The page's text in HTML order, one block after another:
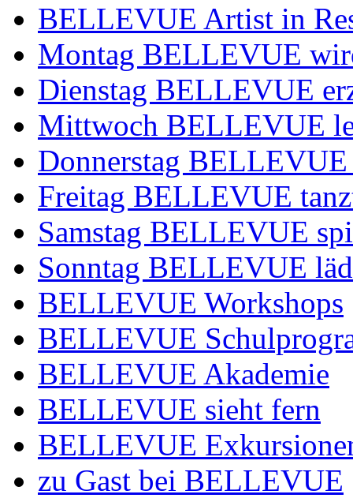
BELLEVUE Artist in
Montag BELLEVUE
Dienstag BELLEVUE
Mittwoch BELLEVUE
Donnerstag
Freitag BELLEVUE
Samstag BELLEVUE
Sonntag BELLEVUE
BELLEVUE Workshops
BELLEVUE
BELLEVUE Akademie
BELLEVUE sieht fern
BELLEVUE
zu Gast bei BELLEVUE